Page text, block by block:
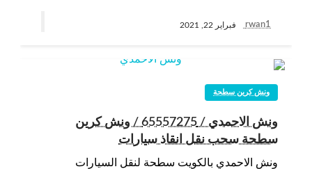
rwan1 فبراير 22, 2021
ونش كرين سطحة
ونش الاحمدي / 65557275 / ونش كرين
سطحة سحب نقل انقاذ سيارات
ونش الاحمدي بالكويت سطحة لنقل السيارات